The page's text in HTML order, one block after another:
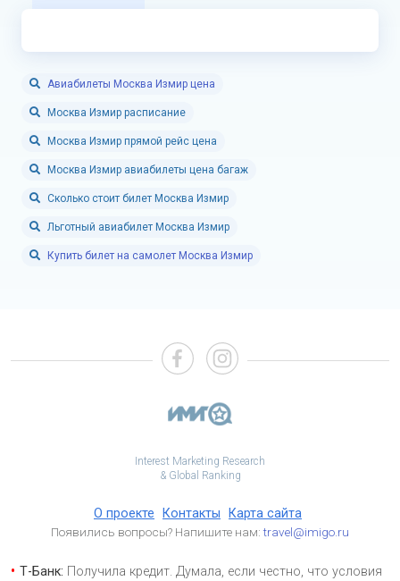
Авиабилеты Москва Измир цена
Москва Измир расписание
Москва Измир прямой рейс цена
Москва Измир авиабилеты цена багаж
Сколько стоит билет Москва Измир
Льготный авиабилет Москва Измир
Купить билет на самолет Москва Измир
Interest Marketing Research
& Global Ranking
О проекте Контакты Карта сайта
Появились вопросы? Напишите нам:travel@imigo.ru
Т-Банк: Получила кредит. Думала, если честно, что условия